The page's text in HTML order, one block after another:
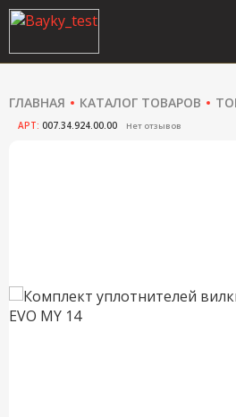
ГЛАВНАЯ КАТАЛОГ ТОВАРОВ
АРТ: 007.34.924.00.00 Нет отзывов